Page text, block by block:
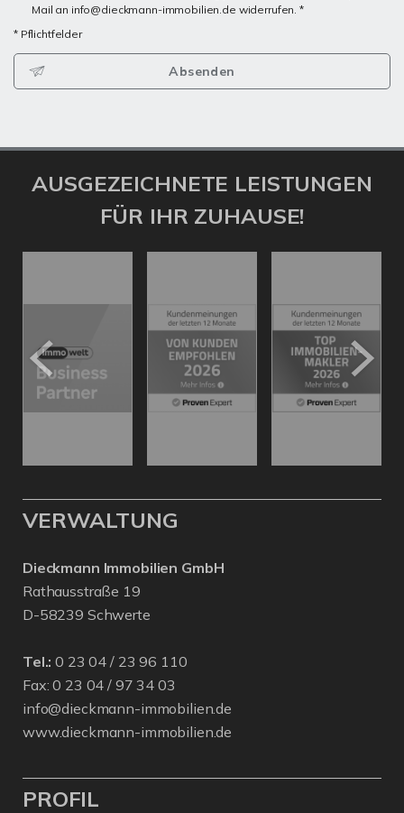
Mail an info@dieckmann-immobilien.de widerrufen. *
* Pflichtfelder
Absenden
AUSGEZEICHNETE LEISTUNGEN
FÜR IHR ZUHAUSE!
VERWALTUNG
Dieckmann Immobilien GmbH
Rathausstraße 19
D-58239 Schwerte
Tel.: 0 23 04 / 23 96 110
Fax: 0 23 04 / 97 34 03
info@dieckmann-immobilien.de
www.dieckmann-immobilien.de
PROFIL